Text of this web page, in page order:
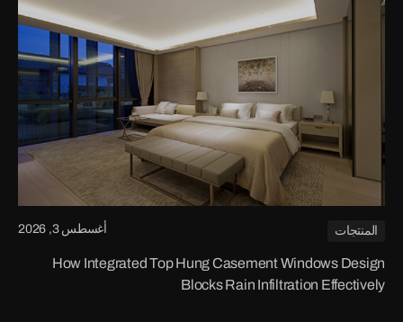
المنتجات أغسطس 3, 2026
How Integrated Top Hung Casement Windows Design
Blocks Rain Infiltration Effectively